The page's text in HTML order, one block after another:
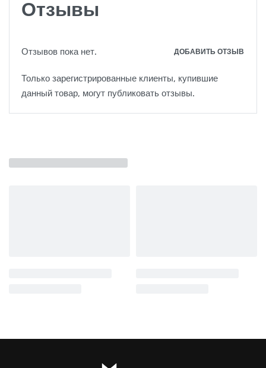
Отзывы
Отзывов пока нет. ДОБАВИТЬ ОТЗЫВ
Только зарегистрированные клиенты, купившие
данный товар, могут публиковать отзывы.